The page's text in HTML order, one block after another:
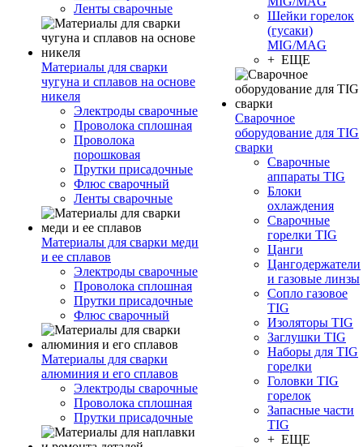
Ленты сварочные
Материалы для сварки
чугуна и сплавов на основе
никеля
Электроды сварочные
Проволока сплошная
Проволока
порошковая
Прутки присадочные
Флюс сварочный
Ленты сварочные
Материалы для сварки меди
и ее сплавов
Электроды сварочные
Проволока сплошная
Прутки присадочные
Флюс сварочный
Материалы для сварки
алюминия и его сплавов
Электроды сварочные
Проволока сплошная
Прутки присадочные
Шейки горелок
(гусаки)
MIG/MAG
+ ЕЩЕ
Сварочное
оборудование для TIG
сварки
Сварочные
аппараты TIG
Блоки
охлаждения
Сварочные
горелки TIG
Цанги
Цангодержатели
и газовые линзы
Сопло газовое
TIG
Изоляторы TIG
Заглушки TIG
Наборы для TIG
горелки
Головки TIG
горелок
Запасные части
TIG
+ ЕЩЕ